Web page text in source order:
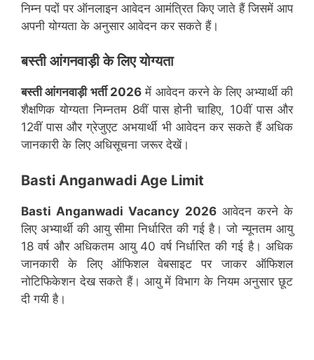
निम्न पदों पर ऑनलाइन आवेदन आमंत्रित किए जाते हैं जिसमें आप
अपनी योग्यता के अनुसार आवेदन कर सकते हैं।
बस्तीआंगनवाड़ी के लिए योग्यता
बस्तीआंगनवाड़ी भर्ती 2026में आवेदन करने के लिए अभ्यार्थी की
शैक्षणिक योग्यता निम्नतम 8वीं पास होनी चाहिए, 10वीं पास और
12वीं पास और ग्रेजुएट अभयार्थी भी आवेदन कर सकते हैं अधिक
जानकारी के लिए अधिसूचना जरूर देखें।
Basti Anganwadi Age Limit
Basti Anganwadi Vacancy 2026आवेदन करने के
लिए अभ्यार्थी की आयु सीमा निर्धारित की गई है। जो न्यूनतम आयु
18 वर्ष और अधिकतम आयु 40 वर्ष निर्धारित की गई है। अधिक
जानकारी के लिए ऑफिशल वेबसाइट पर जाकर ऑफिशल
नोटिफिकेशन देख सकते हैं। आयु में विभाग के नियम अनुसार छूट
दी गयी है।